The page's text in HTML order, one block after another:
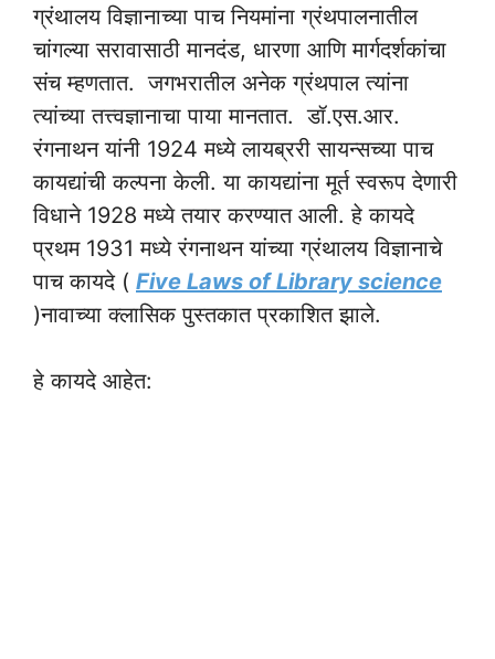
ग्रंथालय विज्ञानाच्या पाच नियमांना ग्रंथपालनातील
चांगल्या सरावासाठी मानदंड, धारणा आणि मार्गदर्शकांचा
संच म्हणतात. जगभरातील अनेक ग्रंथपाल त्यांना
त्यांच्या तत्त्वज्ञानाचा पाया मानतात. डॉ.एस.आर.
रंगनाथन यांनी 1924 मध्ये लायब्ररी सायन्सच्या पाच
कायद्यांची कल्पना केली. या कायद्यांना मूर्त स्वरूप देणारी
विधाने 1928 मध्ये तयार करण्यात आली. हे कायदे
प्रथम 1931 मध्ये रंगनाथन यांच्या ग्रंथालय विज्ञानाचे
पाच कायदे ( Five Laws of Library science
)नावाच्या क्लासिक पुस्तकात प्रकाशित झाले.
हे कायदे आहेत: